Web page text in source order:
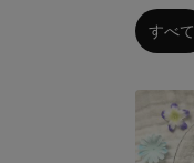
すべて